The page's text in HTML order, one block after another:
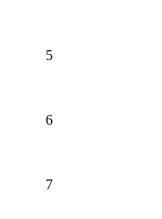
5
6
7